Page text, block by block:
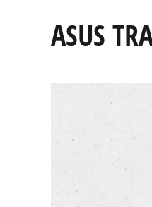
ASUS